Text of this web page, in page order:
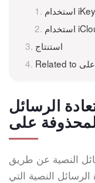
استنتاج
الرسائل
النصية عن طريق
النصية التي